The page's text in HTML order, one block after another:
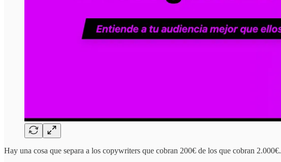
Hay una cosa que separa a los copywriters que cobran 200€ de los que cobran 2.000€.